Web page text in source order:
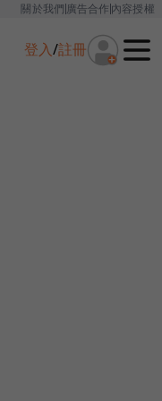
關於我們廣告合作內容授權
登入/註冊